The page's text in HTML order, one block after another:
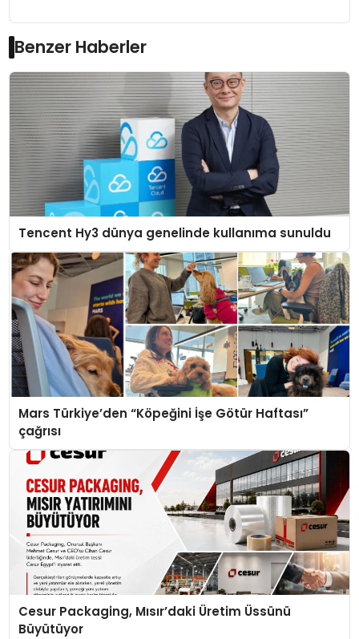
Benzer Haberler
Tencent Hy3 dünya genelinde kullanıma sunuldu
Mars Türkiye’den “Köpeğini İşe Götür Haftası”
çağrısı
Cesur Packaging, Mısır’daki Üretim Üssünü
Büyütüyor